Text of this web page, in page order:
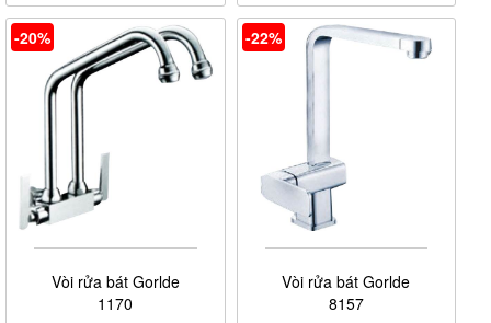
-20%
Vòi rửa bát Gorlde
1170
-22%
Vòi rửa bát Gorlde
8157